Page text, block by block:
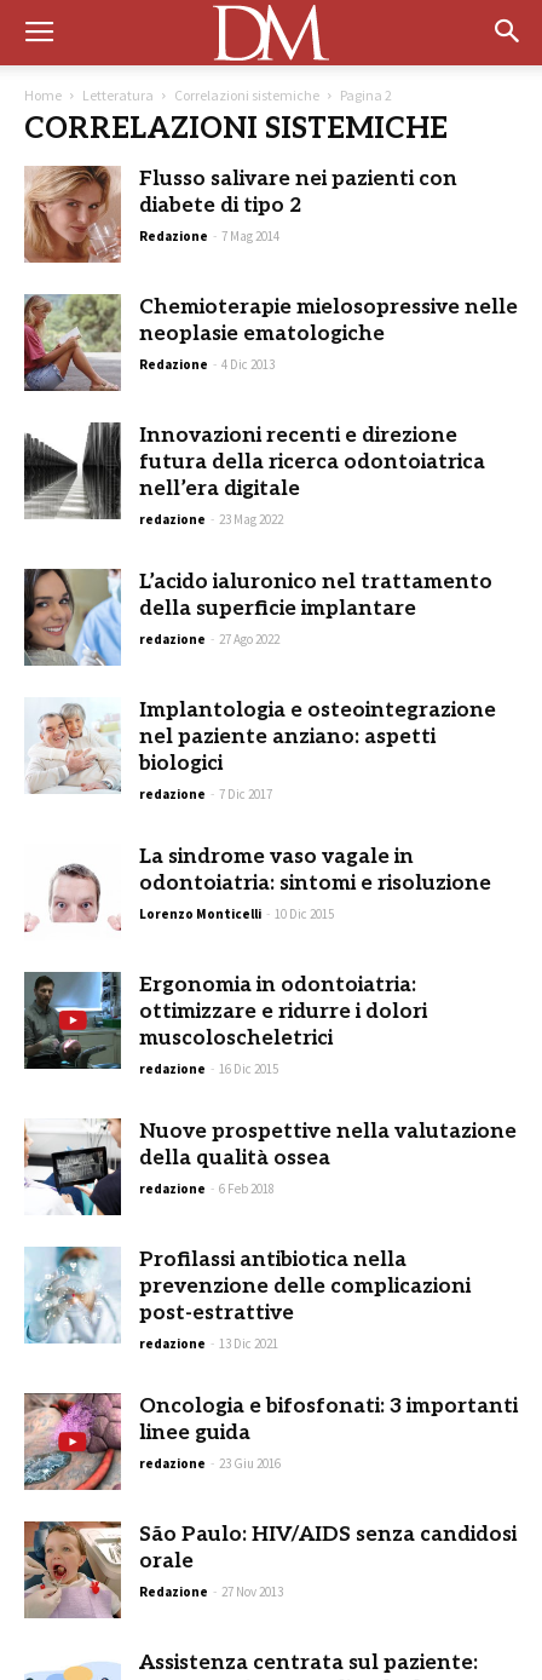
Home Letteratura Correlazioni sistemiche Pagina 2
CORRELAZIONI SISTEMICHE
Flusso salivare nei pazienti con
diabete di tipo 2
Redazione - 7 Mag 2014
Chemioterapie mielosopressive nelle
neoplasie ematologiche
Redazione - 4 Dic 2013
Innovazioni recenti e direzione
futura della ricerca odontoiatrica
nell’era digitale
redazione - 23 Mag 2022
L’acido ialuronico nel trattamento
della superficie implantare
redazione - 27 Ago 2022
Implantologia e osteointegrazione
nel paziente anziano: aspetti
biologici
redazione - 7 Dic 2017
La sindrome vaso vagale in
odontoiatria: sintomi e risoluzione
Lorenzo Monticelli - 10 Dic 2015
Ergonomia in odontoiatria:
ottimizzare e ridurre i dolori
muscoloscheletrici
redazione - 16 Dic 2015
Nuove prospettive nella valutazione
della qualità ossea
redazione - 6 Feb 2018
Profilassi antibiotica nella
prevenzione delle complicazioni
post-estrattive
redazione - 13 Dic 2021
Oncologia e bifosfonati: 3 importanti
linee guida
redazione - 23 Giu 2016
São Paulo: HIV/AIDS senza candidosi
orale
Redazione - 27 Nov 2013
Assistenza centrata sul paziente: